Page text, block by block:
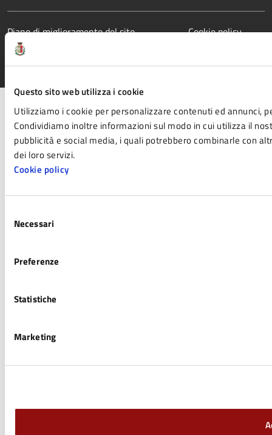
Questo sito web utilizza i cookie
Utilizziamo i cookie per personalizzare contenuti ed annunci,
Condividiamo inoltre informazioni sul modo in cui utilizza il
pubblicità e social media, i quali potrebbero combinarle con
dei loro servizi.
Cookie policy
delNecessari
Preferenze
Statistiche
Marketing
Piano di miglioramento del sito
Cookie policy